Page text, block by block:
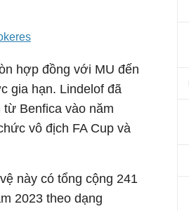
hợp đồng với MU đến
gia hạn. Lindelof đã
Benfica vào năm
vô địch FA Cup và
này có tổng cộng 241
2023 theo dạng